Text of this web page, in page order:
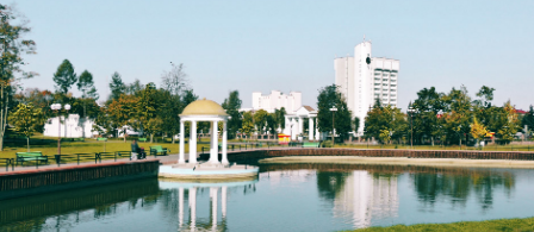
Перейти
к
содержанию